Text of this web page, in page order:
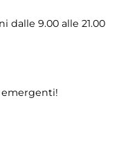
9.00 alle 21.00